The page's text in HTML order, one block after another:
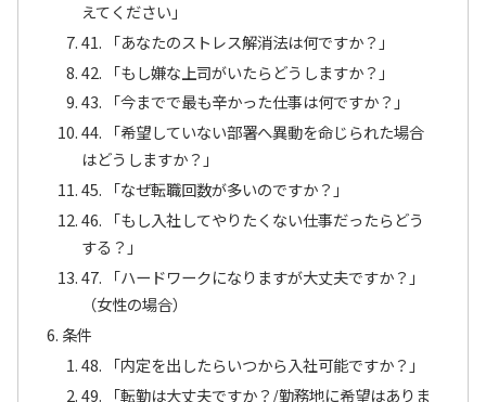
えてください」
41. 「あなたのストレス解消法は何ですか？」
42. 「もし嫌な上司がいたらどうしますか？」
43. 「今までで最も辛かった仕事は何ですか？」
44. 「希望していない部署へ異動を命じられた場合
はどうしますか？」
45. 「なぜ転職回数が多いのですか？」
46. 「もし入社してやりたくない仕事だったらどう
する？」
47. 「ハードワークになりますが大丈夫ですか？」
（女性の場合）
条件
48. 「内定を出したらいつから入社可能ですか？」
49. 「転勤は大丈夫ですか？/勤務地に希望はありま